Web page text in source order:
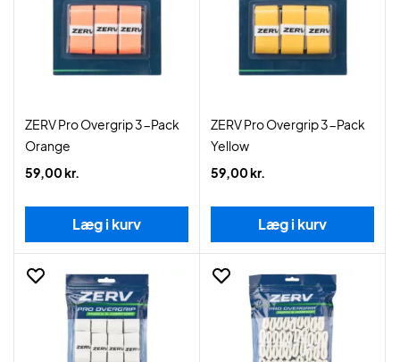
ZERV Pro Overgrip 3-Pack
Orange
59,00 kr.
Læg i kurv
ZERV Pro Overgrip 3-Pack
Yellow
59,00 kr.
Læg i kurv